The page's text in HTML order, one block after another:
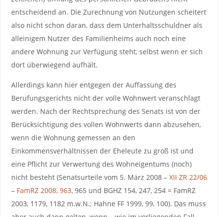
entscheidend an. Die Zurechnung von Nutzungen scheitert
also nicht schon daran, dass dem Unterhaltsschuldner als
alleinigem Nutzer des Familienheims auch noch eine
andere Wohnung zur Verfügung steht, selbst wenn er sich
dort überwiegend aufhält.
Allerdings kann hier entgegen der Auffassung des
Berufungsgerichts nicht der volle Wohnwert veranschlagt
werden. Nach der Rechtsprechung des Senats ist von der
Berücksichtigung des vollen Wohnwerts dann abzusehen,
wenn die Wohnung gemessen an den
Einkommensverhältnissen der Eheleute zu groß ist und
eine Pflicht zur Verwertung des Wohneigentums (noch)
nicht besteht (Senatsurteile vom 5. März 2008 – XII ZR 22/06
– FamRZ 2008, 963, 965 und BGHZ 154, 247, 254 = FamRZ
2003, 1179, 1182 m.w.N.; Hahne FF 1999, 99, 100). Das muss